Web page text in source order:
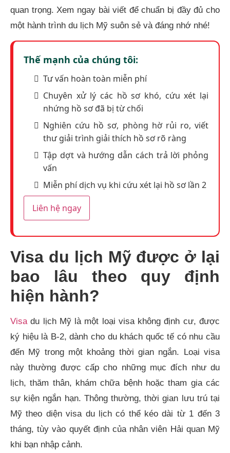
quan trọng. Xem ngay bài viết để chuẩn bị đầy đủ cho
một hành trình du lịch Mỹ suôn sẻ và đáng nhớ nhé!
Thế mạnh của chúng tôi:
Tư vấn hoàn toàn miễn phí
Chuyên xử lý các hồ sơ khó, cứu xét lại
nhứng hồ sơ đã bị từ chối
Nghiên cứu hồ sơ, phòng hờ rủi ro, viết
thư giải trình giải thích hồ sơ rõ ràng
Tập dợt và hướng dẫn cách trả lời phỏng
vấn
Miễn phí dịch vụ khi cứu xét lại hồ sơ lần 2
Liên hệ ngay
Visa du lịch Mỹ được ở lại
bao lâu theo quy định
hiện hành?
Visadu lịch Mỹ là một loại visa không định cư, được
ký hiệu là B-2, dành cho du khách quốc tế có nhu cầu
đến Mỹ trong một khoảng thời gian ngắn. Loại visa
này thường được cấp cho những mục đích như du
lịch, thăm thân, khám chữa bệnh hoặc tham gia các
sự kiện ngắn hạn. Thông thường, thời gian lưu trú tại
Mỹ theo diện visa du lịch có thể kéo dài từ 1 đến 3
tháng, tùy vào quyết định của nhân viên Hải quan Mỹ
khi bạn nhập cảnh.